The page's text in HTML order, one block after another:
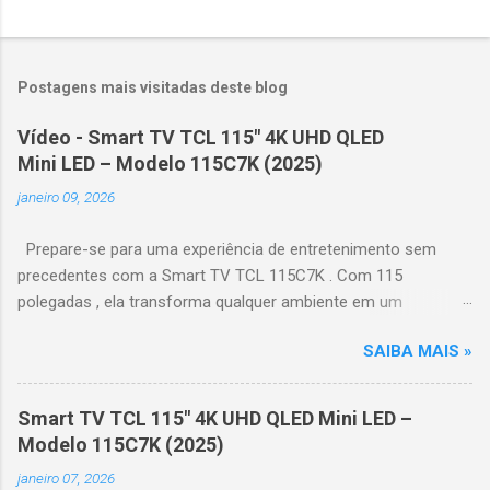
Postagens mais visitadas deste blog
Vídeo - Smart TV TCL 115" 4K UHD QLED
Mini LED – Modelo 115C7K (2025)
janeiro 09, 2026
Prepare-se para uma experiência de entretenimento sem
precedentes com a Smart TV TCL 115C7K . Com 115
polegadas , ela transforma qualquer ambiente em um
e realistas. 🌟 Destaques do produto Tela QLED Mini LED 115” :
controle de iluminação preciso, brilho intenso e cores
vibrantes. Resolução 4K UHD : detalhes impressionantes e
contraste profundo em cada cena. Processador AiPQ :
desempenho otimizado para imagens e movimentos fluidos.
Taxa de atualização nativa de 144Hz (até 240Hz com DLG) :
SAIBA MAIS »
Smart TV TCL 115" 4K UHD QLED Mini LED –
Modelo 115C7K (2025)
janeiro 07, 2026